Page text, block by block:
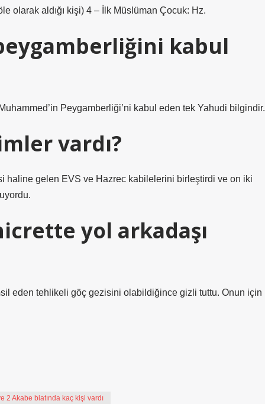
olarak aldığı kişi) 4 – İlk Müslüman Çocuk: Hz.
kabul
Peygamberliği’ni kabul eden tek Yahudi bilgindir.
vardı?
haline gelen EVS ve Hazrec kabilelerini birleştirdi ve on iki
yol arkadaşı
eden tehlikeli göç gezisini olabildiğince gizli tuttu. Onun için
2 Akabe biatında kaç kişi vardı